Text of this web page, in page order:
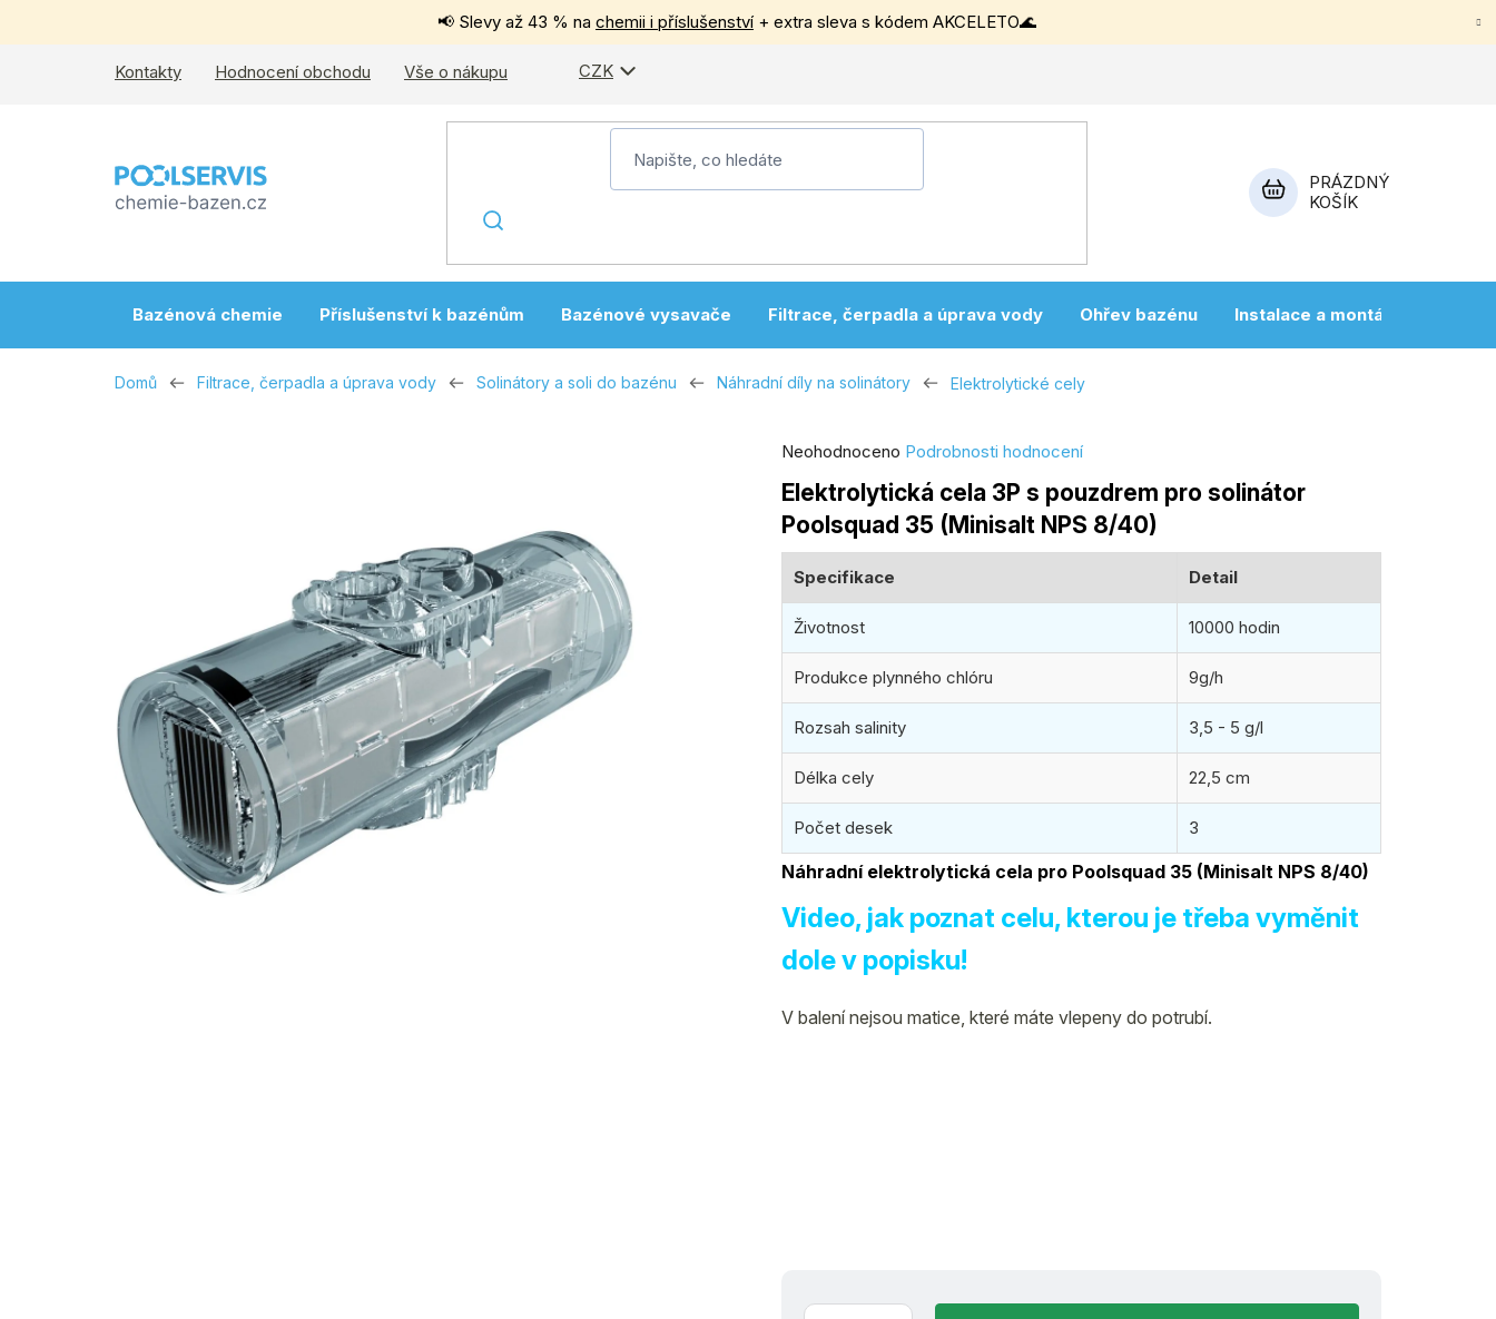
📢 Slevy až 43 % na chemii i příslušenství + extra sleva s kódem AKCELETO🌊
Kontakty Hodnocení obchodu Vše o nákupu CZK
NÁKUPNÍ
PRÁZDNÝ
KOŠÍK
Bazénová chemie Příslušenství k bazénům Bazénové vysavače Filtrace, čerpadla a úprava vody Ohřev bazénu Instalace a montáž
Domů Filtrace, čerpadla a úprava vody Solinátory a soli do bazénu Náhradní díly na solinátory Elektrolytické cely
Elektrolytická cela 3P s pouzdrem pro solinátor
Poolsquad 35 (Minisalt NPS 8/40)
Průměrné
produktu
je
0,0
5
hvězdiček.
Neohodnoceno Podrobnosti hodnocení
Specifikace Detail
Životnost 10000 hodin
Produkce plynného chlóru 9g/h
Rozsah salinity 3,5 - 5 g/l
Délka cely 22,5 cm
Počet desek 3
Náhradní elektrolytická cela pro Poolsquad 35 (Minisalt NPS 8/40)
Video, jak poznat celu, kterou je třeba vyměnit
dole v popisku!
V balení nejsou matice, které máte vlepeny do potrubí.